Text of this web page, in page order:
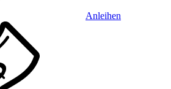
Anleihen